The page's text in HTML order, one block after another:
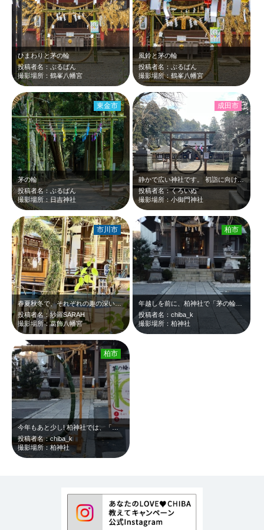
ひまわりと茅の輪
投稿者名：ぶるばん
撮影場所：鶴峯八幡宮
風鈴と茅の輪
投稿者名：ぶるばん
撮影場所：鶴峯八幡宮
茅の輪
投稿者名：ぶるばん
撮影場所：日吉神社
東金市
静かで広い神社です。 初詣に向け、お掃除をされている方々がいらっしゃりました。
投稿者名：くろいぬ
撮影場所：小御門神社
成田市
春夏秋冬で、それぞれの趣の深い歴史ある葛飾八幡宮の神社。 朝の散歩で、神…
投稿者名：紗羅SARAH
撮影場所：葛飾八幡宮
市川市
年越しを前に、柏神社で「茅の輪くぐり」をさせていただきました。
投稿者名：chiba_k
撮影場所：柏神社
柏市
投稿者名：chiba_k
撮影場所：柏神社
柏市